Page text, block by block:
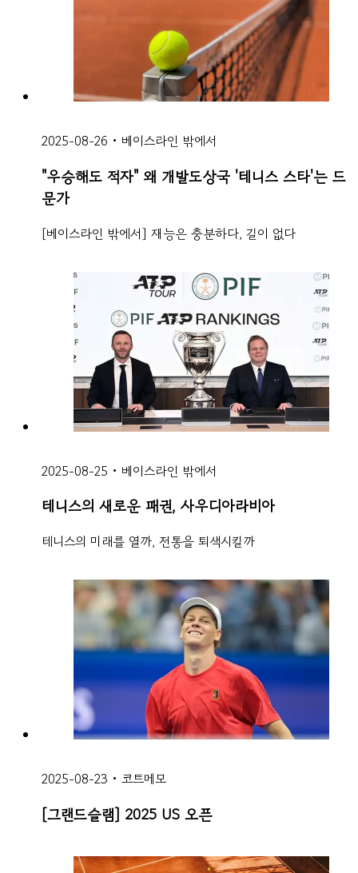
2025-08-26 • 베이스라인 밖에서
"우승해도 적자" 왜 개발도상국 '테니스 스타'는 드
문가
[베이스라인 밖에서] 재능은 충분하다, 길이 없다
2025-08-25 • 베이스라인 밖에서
테니스의 새로운 패권, 사우디아라비아
테니스의 미래를 열까, 전통을 퇴색시킬까
2025-08-23 • 코트메모
[그랜드슬램] 2025 US 오픈